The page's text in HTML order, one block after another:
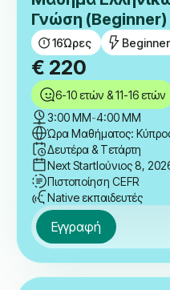
Γνώση (Beginner)
16Ώρες Beginner
€ 220
6-10 ετών & 11-16 ετών
3:00 ΜΜ-4:00 ΜΜ
Ώρα Μαθήματος:
Δευτέρα & Τετάρτη
Next StartΙούνιος 8,
Πιστοποίηση CEFR
Native εκπαιδευτές
Εγγραφή